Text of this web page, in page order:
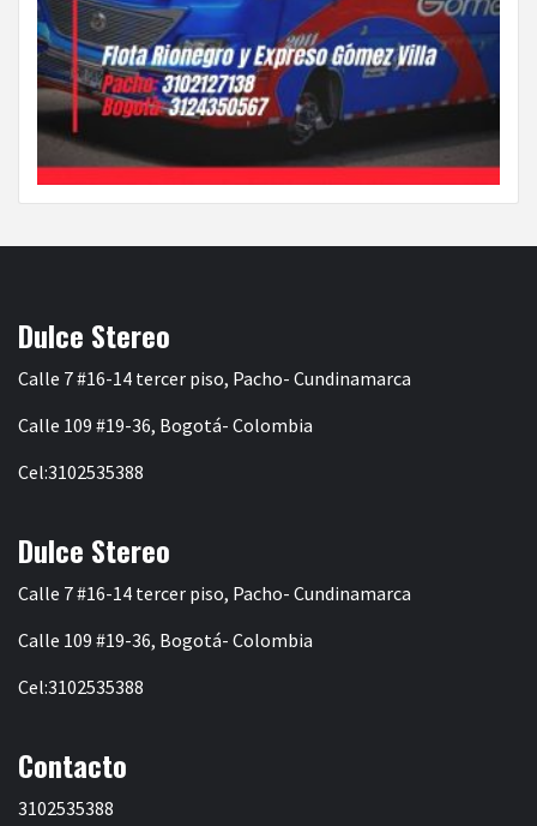
Dulce Stereo
Calle 7 #16-14 tercer piso, Pacho- Cundinamarca
Calle 109 #19-36, Bogotá- Colombia
Cel:3102535388
Dulce Stereo
Calle 7 #16-14 tercer piso, Pacho- Cundinamarca
Calle 109 #19-36, Bogotá- Colombia
Cel:3102535388
Contacto
3102535388